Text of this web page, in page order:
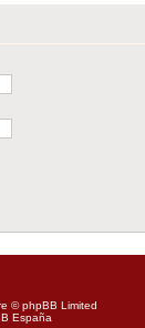
© phpBB Limited
España